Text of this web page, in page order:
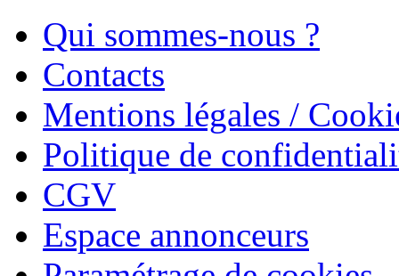
Qui sommes-nous ?
Contacts
Mentions légales /
Politique de
CGV
Espace annonceurs